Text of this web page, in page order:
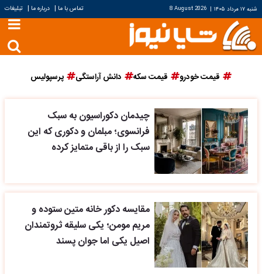
شنبه ۱۷ مرداد ۱۴۰۵ |
8 August 2026 تماس با ما | درباره ما | تبلیغات
قیمت خودرو قیمت سکه دانش آراستگی پرسپولیس
چیدمان دکوراسیون به سبک
فرانسوی؛ مبلمان و دکوری که این
سبک را از باقی متمایز کرده
مقایسه دکور خانه متین ستوده و
مریم مومن؛ یکی سلیقه ثروتمندان
اصیل یکی اما جوان پسند